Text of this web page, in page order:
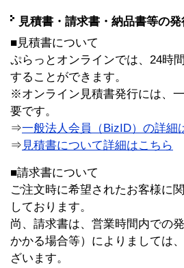
見積書・請求書・納品書等の
■見積書について
ぷらっとオンラインでは、24時
することができます。
※オンライン見積書発行には、
要です。
⇒一般法人会員（BizID）の詳細
⇒ 見積書について詳細はこちら
■請求書について
ご注文時に希望されたお客様に
しております。
尚、請求書は、営業時間内での
かかる場合等）によりましては
ざいます。